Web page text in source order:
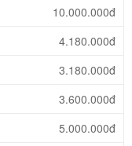
10.000.000đ
4.180.000đ
3.180.000đ
3.600.000đ
5.000.000đ